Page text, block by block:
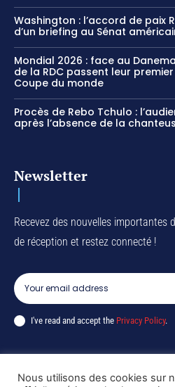
Washington : l’accord de paix
d’un briefing au Sénat
Mondial 2026 : face au
de la RDC passent leur
Coupe du monde
Procès de Rebo Tchulo :
après l’absence de la
Newsletter
Recevez des nouvelles
de réception et restez connecté !
I've read and accept the Privacy Policy.
Nous utilisons des cookies sur